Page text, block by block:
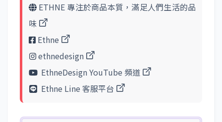
ETHNE 專注於商品本質，滿足人們生活的品
味
Ethne
ethnedesign
EthneDesign YouTube 頻道
Ethne Line 客服平台